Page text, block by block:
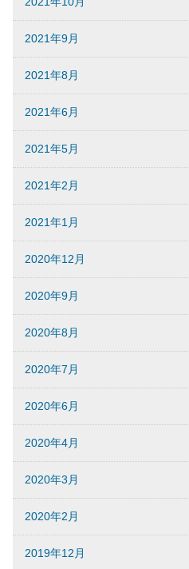
2021年9月
2021年8月
2021年6月
2021年5月
2021年2月
2021年1月
2020年12月
2020年9月
2020年8月
2020年7月
2020年6月
2020年4月
2020年3月
2020年2月
2019年12月